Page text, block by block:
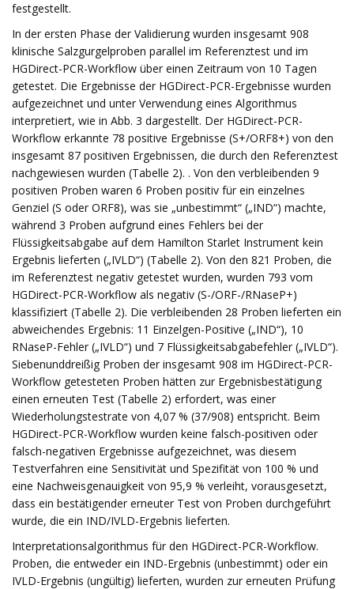
festgestellt.
In der ersten Phase der Validierung wurden insgesamt 908
klinische Salzgurgelproben parallel im Referenztest und im
HGDirect-PCR-Workflow über einen Zeitraum von 10 Tagen
getestet. Die Ergebnisse der HGDirect-PCR-Ergebnisse wurden
aufgezeichnet und unter Verwendung eines Algorithmus
interpretiert, wie in Abb. 3 dargestellt. Der HGDirect-PCR-
Workflow erkannte 78 positive Ergebnisse (S+/ORF8+) von den
insgesamt 87 positiven Ergebnissen, die durch den Referenztest
nachgewiesen wurden (Tabelle 2). . Von den verbleibenden 9
positiven Proben waren 6 Proben positiv für ein einzelnes
Genziel (S oder ORF8), was sie „unbestimmt“ („IND“) machte,
während 3 Proben aufgrund eines Fehlers bei der
Flüssigkeitsabgabe auf dem Hamilton Starlet Instrument kein
Ergebnis lieferten („IVLD“) (Tabelle 2). Von den 821 Proben, die
im Referenztest negativ getestet wurden, wurden 793 vom
HGDirect-PCR-Workflow als negativ (S-/ORF-/RNaseP+)
klassifiziert (Tabelle 2). Die verbleibenden 28 Proben lieferten ein
abweichendes Ergebnis: 11 Einzelgen-Positive („IND“), 10
RNaseP-Fehler („IVLD“) und 7 Flüssigkeitsabgabefehler („IVLD“).
Siebenunddreißig Proben der insgesamt 908 im HGDirect-PCR-
Workflow getesteten Proben hätten zur Ergebnisbestätigung
einen erneuten Test (Tabelle 2) erfordert, was einer
Wiederholungstestrate von 4,07 % (37/908) entspricht. Beim
HGDirect-PCR-Workflow wurden keine falsch-positiven oder
falsch-negativen Ergebnisse aufgezeichnet, was diesem
Testverfahren eine Sensitivität und Spezifität von 100 % und
eine Nachweisgenauigkeit von 95,9 % verleiht, vorausgesetzt,
dass ein bestätigender erneuter Test von Proben durchgeführt
wurde, die ein IND/IVLD-Ergebnis lieferten.
Interpretationsalgorithmus für den HGDirect-PCR-Workflow.
Proben, die entweder ein IND-Ergebnis (unbestimmt) oder ein
IVLD-Ergebnis (ungültig) lieferten, wurden zur erneuten Prüfung